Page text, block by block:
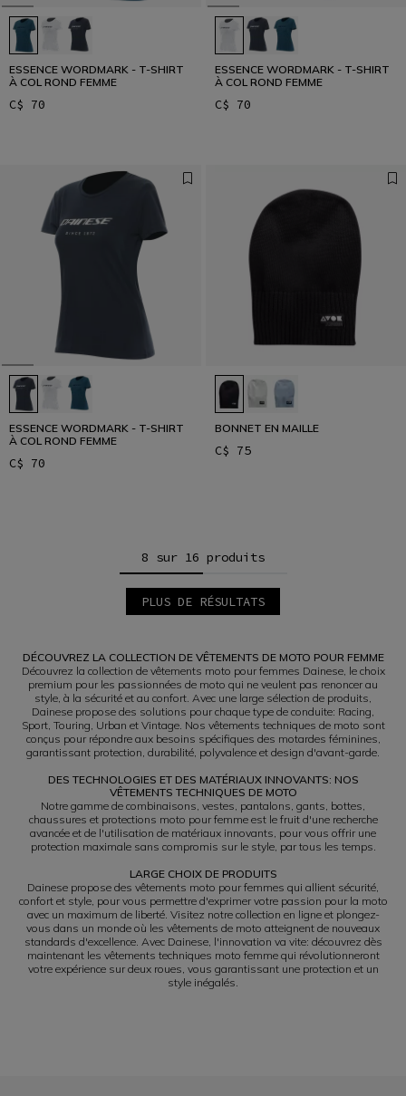
ESSENCE WORDMARK - T-SHIRT
À COL ROND FEMME
C$ 70
ESSENCE WORDMARK - T-SHIRT
À COL ROND FEMME
C$ 70
ESSENCE WORDMARK - T-SHIRT
À COL ROND FEMME
C$ 70
BONNET EN MAILLE
C$ 75
8 sur 16 produits
PLUS DE RÉSULTATS
DÉCOUVREZ LA COLLECTION DE VÊTEMENTS DE MOTO POUR FEMME
Découvrez la collection de vêtements moto pour femmes Dainese, le choix
premium pour les passionnées de moto qui ne veulent pas renoncer au
style, à la sécurité et au confort. Avec une large sélection de produits,
Dainese propose des solutions pour chaque type de conduite: Racing,
Sport, Touring, Urban et Vintage. Nos vêtements techniques de moto sont
conçus pour répondre aux besoins spécifiques des motardes féminines,
garantissant protection, durabilité, polyvalence et design d'avant-garde.
DES TECHNOLOGIES ET DES MATÉRIAUX INNOVANTS: NOS
VÊTEMENTS TECHNIQUES DE MOTO
Notre gamme de combinaisons, vestes, pantalons, gants, bottes,
chaussures et protections moto pour femme est le fruit d'une recherche
avancée et de l'utilisation de matériaux innovants, pour vous offrir une
protection maximale sans compromis sur le style, par tous les temps.
LARGE CHOIX DE PRODUITS
Dainese propose des vêtements moto pour femmes qui allient sécurité,
confort et style, pour vous permettre d'exprimer votre passion pour la moto
avec un maximum de liberté. Visitez notre collection en ligne et plongez-
vous dans un monde où les vêtements de moto atteignent de nouveaux
standards d'excellence. Avec Dainese, l'innovation va vite: découvrez dès
maintenant les vêtements techniques moto femme qui révolutionneront
votre expérience sur deux roues, vous garantissant une protection et un
style inégalés.